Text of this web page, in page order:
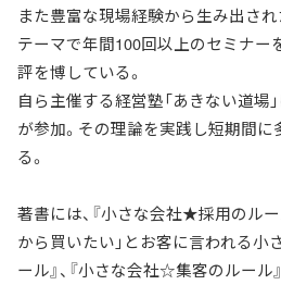
また豊富な現場経験から生み出さ
テーマで年間100回以上のセミナー
評を博している。
自ら主催する経営塾「あきない道場
が参加。その理論を実践し短期間
る。
著書には、『小さな会社★採用のルー
から買いたい」とお客に言われる小
ール』、『小さな会社☆集客のルール